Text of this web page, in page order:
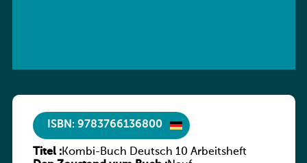
ISBN: 9783766136800
Titel :Kombi-Buch Deutsch 10 Arbeitsheft